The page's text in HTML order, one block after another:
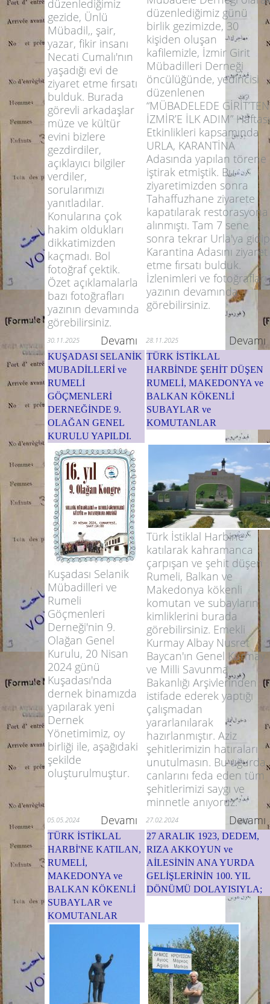
düzenlediğimiz
gezide, Ünlü
Mübadil,, şair,
yazar, fikir insanı
Necati Cumalı'nın
yaşadığı evi de
ziyaret etme fırsatı
bulduk. Burada
görevli arkadaşlar
müze ve kültür
evini bizlere
gezdirdiler,
açıklayıcı bilgiler
verdiler,
sorularımızı
yanıtladılar.
Konularına çok
hakim oldukları
dikkatimizden
kaçmadı. Bol
fotoğraf çektik.
Özet açıklamalarla
bazı fotoğrafları
yazının devamında
görebilirsiniz.
düzenlediğimiz günü
birlik gezimizde, 30
kişiden oluşan
kafilemizle, İzmir Girit
Mübadilleri Derneği
öncülüğünde, yedincisi
düzenlenen
“MÜBADELEDE GİRİT’TEN
İZMİR’E İLK ADIM” Haftası
Etkinlikleri kapsamında
URLA, KARANTİNA
Adasında yapılan törene
iştirak etmiştik. Bu
ziyaretimizden sonra
Tahaffuzhane ziyarete
kapatılarak restorasyona
alınmıştı. Tam 7 sene
sonra tekrar Urla'ya gidip
Karantina Adasını ziyaret
etme fırsatı bulduk.
İzlenimleri ve fotoğrafları
yazının devamında
görebilirsiniz.
30.11.2025 Devamı 28.11.2025 Devamı
KUŞADASI SELANİK
MUBADİLLERİ ve
RUMELİ
GÖÇMENLERİ
DERNEĞİNDE 9.
OLAĞAN GENEL
KURULU YAPILDI.
TÜRK İSTİKLAL
HARBİNDE ŞEHİT DÜŞEN
RUMELİ, MAKEDONYA ve
BALKAN KÖKENLİ
SUBAYLAR ve
KOMUTANLAR
Kuşadası Selanik
Mübadilleri ve
Rumeli
Göçmenleri
Derneği'nin 9.
Olağan Genel
Kurulu, 20 Nisan
2024 günü
Kuşadası'nda
dernek binamızda
yapılarak yeni
Dernek
Yönetimimiz, oy
birliği ile, aşağıdaki
şekilde
oluşturulmuştur.
Türk İstiklal Harbine
katılarak kahramanca
çarpışan ve şehit düşen
Rumeli, Balkan ve
Makedonya kökenli
komutan ve subayların
kimliklerini burada
görebilirsiniz. Emekli
Kurmay Albay Nusret
Baycan'ın Genel Kurmay
ve Milli Savunma
Bakanlığı Arşivlerinden
istifade ederek yaptığı
çalışmadan
yararlanılarak
hazırlanmıştır. Aziz
şehitlerimizin hatıraları
unutulmasın. Bu uğurda
canlarını feda eden tüm
şehitlerimizi saygı ve
minnetle anıyoruz.
05.05.2024 Devamı 27.02.2024 Devamı
TÜRK İSTİKLAL
HARBİ'NE KATILAN,
RUMELİ,
MAKEDONYA ve
BALKAN KÖKENLİ
SUBAYLAR ve
KOMUTANLAR
27 ARALIK 1923, DEDEM,
RIZA AKKOYUN ve
AİLESİNİN ANA YURDA
GELİŞLERİNİN 100. YIL
DÖNÜMÜ DOLAYISIYLA;